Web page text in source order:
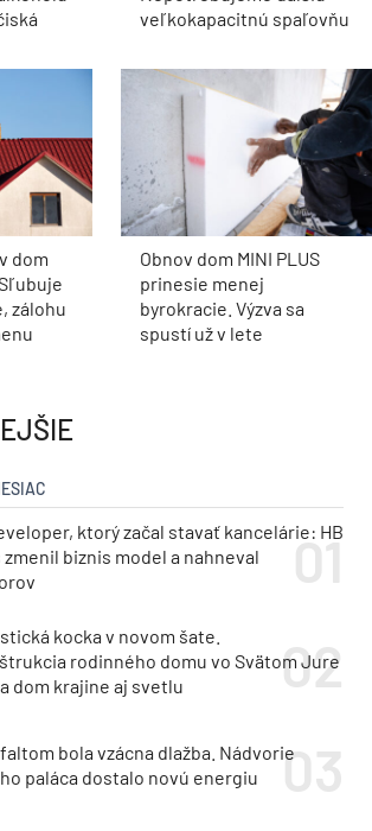
veľkokapacitnú spaľovňu
dom
zálohu
Obnov dom MINI PLUS
prinesie menej
byrokracie. Výzva sa
spustí už v lete
ktorý začal stavať kancelárie: HB
zmenil biznis model a nahneval
kocka v novom šate.
rodinného domu vo Svätom Jure
dom krajine aj svetlu
bola vzácna dlažba. Nádvorie
paláca dostalo novú energiu